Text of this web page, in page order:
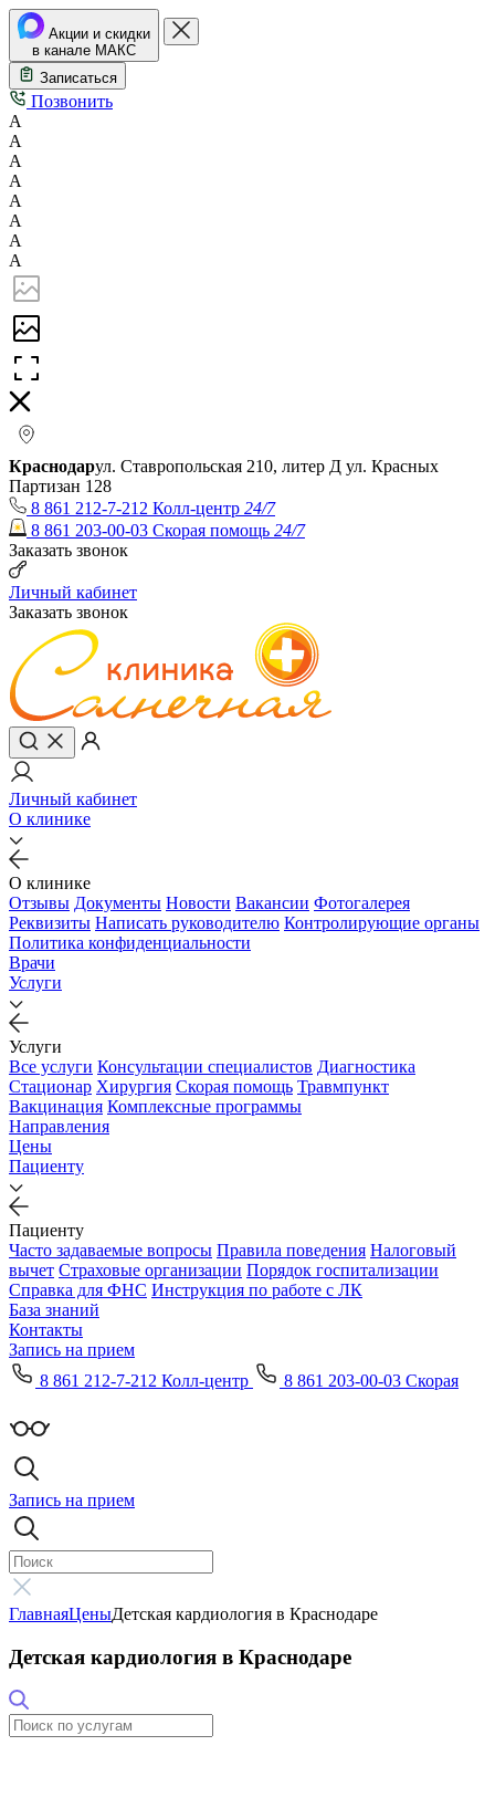
Акции и скидки
в канале МАКС
Записаться
Позвонить
А
А
А
А
А
А
А
А
Краснодарул. Ставропольская 210, литер Д ул. Красных
Партизан 128
8 861 212-7-212 Колл-центр 24/7
8 861 203-00-03 Скорая помощь 24/7
Заказать звонок
Личный кабинет
Заказать звонок
Личный кабинет
О клинике
О клинике
Отзывы Документы Новости Вакансии Фотогалерея
Реквизиты Написать руководителю Контролирующие органы
Политика конфиденциальности
Врачи
Услуги
Услуги
Все услуги Консультации специалистов Диагностика
Стационар Хирургия Скорая помощь Травмпункт
Вакцинация Комплексные программы
Направления
Цены
Пациенту
Пациенту
Часто задаваемые вопросы Правила поведения Налоговый
вычет Страховые организации Порядок госпитализации
Справка для ФНС Инструкция по работе с ЛК
База знаний
Контакты
Запись на прием
8 861 212-7-212 Колл-центр
8 861 203-00-03 Скорая
Запись на прием
ГлавнаяЦеныДетская кардиология в Краснодаре
Детская кардиология в Краснодаре